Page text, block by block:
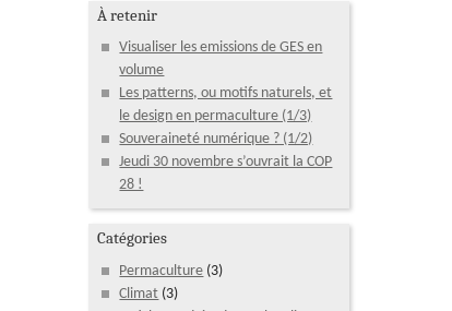
À retenir
Visualiser les emissions de GES en
volume
Les patterns, ou motifs naturels, et
le design en permaculture (1/3)
Souveraineté numérique ? (1/2)
Jeudi 30 novembre s’ouvrait la COP
28 !
Catégories
Permaculture (3)
Climat (3)